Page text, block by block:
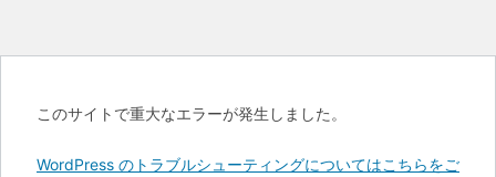
このサイトで重大なエラーが発生しました。
WordPress のトラブルシューティングについてはこちらをご